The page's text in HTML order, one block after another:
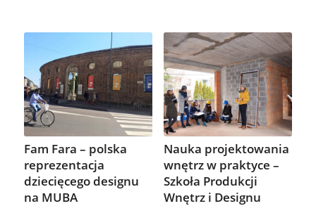
Fam Fara – polska
reprezentacja
dziecięcego designu
na MUBA
Nauka projektowania
wnętrz w praktyce –
Szkoła Produkcji
Wnętrz i Designu